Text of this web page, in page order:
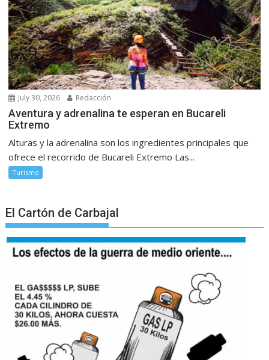
July 30, 2026 Redacción
Aventura y adrenalina te esperan en Bucareli
Extremo
Alturas y la adrenalina son los ingredientes principales que
ofrece el recorrido de Bucareli Extremo Las...
Turismo
El Cartón de Carbajal